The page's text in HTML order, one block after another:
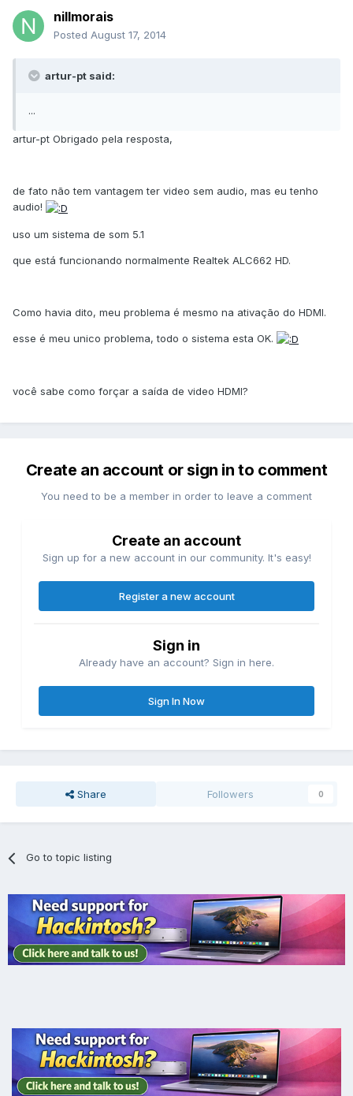
nillmorais
Posted August 17, 2014
artur-pt said:
...
artur-pt Obrigado pela resposta,
de fato não tem vantagem ter video sem audio, mas eu tenho
audio!
uso um sistema de som 5.1
que está funcionando normalmente Realtek ALC662 HD.
Como havia dito, meu problema é mesmo na ativação do HDMI.
esse é meu unico problema, todo o sistema esta OK.
você sabe como forçar a saída de video HDMI?
Create an account or sign in to comment
You need to be a member in order to leave a comment
Create an account
Sign up for a new account in our community. It's easy!
Register a new account
Sign in
Already have an account? Sign in here.
Sign In Now
Share Followers 0
Go to topic listing